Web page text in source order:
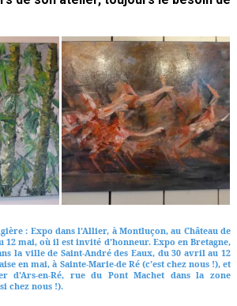
: Expo dans l’Allier, à Montluçon, au Château de
mai, où il est invité d’honneur. Expo en Bretagne,
la ville de Saint-André des Eaux, du 30 avril au 12
en mai, à Sainte-Marie-de Ré (c’est chez nous !), et
d’Ars-en-Ré, rue du Pont Machet dans la zone
chez nous !).